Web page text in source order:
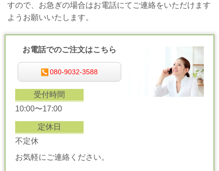
すので、お急ぎの場合はお電話にてご連絡をいただけます
ようお願いいたします。
お電話でのご注文はこちら
080-9032-3588
受付時間
10:00〜17:00
定休日
不定休
お気軽にご連絡ください。